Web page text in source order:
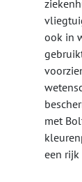
ook in
met
een rijk